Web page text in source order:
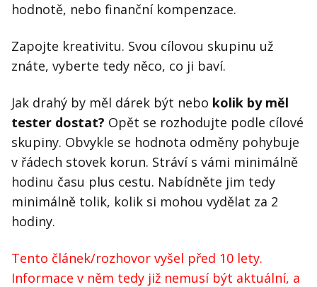
hodnotě, nebo finanční kompenzace.
Zapojte kreativitu. Svou cílovou skupinu už
znáte, vyberte tedy něco, co ji baví.
Jak drahý by měl dárek být nebo kolik by měl
tester dostat? Opět se rozhodujte podle cílové
skupiny. Obvykle se hodnota odměny pohybuje
v řádech stovek korun. Stráví s vámi minimálně
hodinu času plus cestu. Nabídněte jim tedy
minimálně tolik, kolik si mohou vydělat za 2
hodiny.
Tento článek/rozhovor vyšel před 10 lety.
Informace v něm tedy již nemusí být aktuální, a